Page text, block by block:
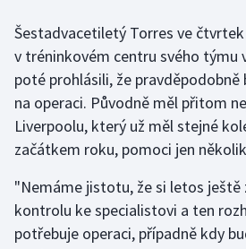
Florbal
Futsal
Golf
Gymnastika
Házená
Jezdectví
Šestadvacetiletý Torres ve
v tréninkovém centru svého týmu
poté prohlásili, že
na operaci. Původně měl přitom
Liverpoolu, který už měl stejné
začátkem roku, pomoci jen
"Nemáme jistotu, že si letos ještě
kontrolu ke specialistovi a ten
potřebuje operaci, případně kdy